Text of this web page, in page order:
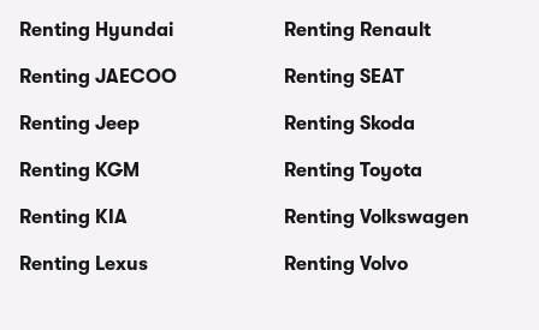
Renting Hyundai
Renting JAECOO
Renting Jeep
Renting KGM
Renting KIA
Renting Lexus
Renting Renault
Renting SEAT
Renting Skoda
Renting Toyota
Renting Volkswagen
Renting Volvo